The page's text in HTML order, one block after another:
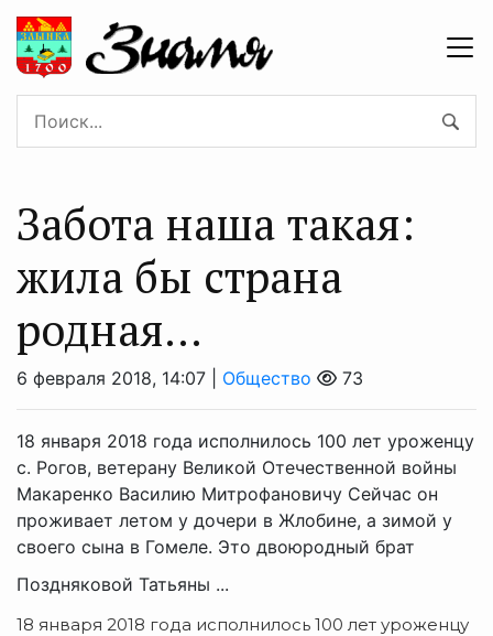
Забота наша такая:
жила бы страна
родная…
6 февраля 2018, 14:07 | Общество 73
18 января 2018 года исполнилось 100 лет уроженцу
с. Рогов, ветерану Великой Отечественной войны
Макаренко Василию Митрофановичу Сейчас он
проживает летом у дочери в Жлобине, а зимой у
своего сына в Гомеле. Это двоюродный брат
Поздняковой Татьяны ...
18 января 2018 года исполнилось 100 лет уроженцу